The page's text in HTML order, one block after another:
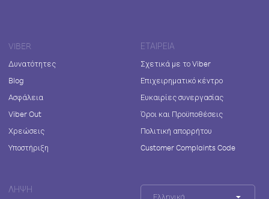
VIBER
Δυνατότητες
Blog
Ασφάλεια
Viber Out
Χρεώσεις
Υποστήριξη
ΕΤΑΙΡΕΊΑ
Σχετικά με το Viber
Επιχειρηματικό κέντρο
Ευκαιρίες συνεργασίας
Όροι και Προϋποθέσεις
Πολιτική απορρήτου
Customer Complaints Code
ΛΉΨΗ
Ελληνικά